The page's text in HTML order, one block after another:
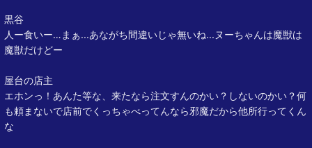
黒谷
人ー食いー…まぁ...あながち間違いじゃ無いね...ヌーちゃんは魔獣は
魔獣だけどー
屋台の店主
エホンっ！あんた等な、来たなら注文すんのかい？しないのかい？何
も頼まないで店前でくっちゃべってんなら邪魔だから他所行ってくん
な